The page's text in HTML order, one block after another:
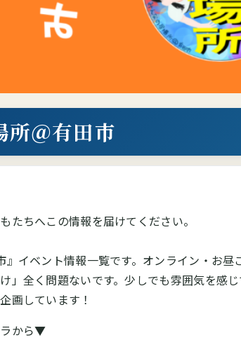
所＠有田市
たちへこの情報を届けてください。
イベント情報一覧です。オンライン・お
」全く問題ないです。少しでも雰囲気を感
画しています！
から▼